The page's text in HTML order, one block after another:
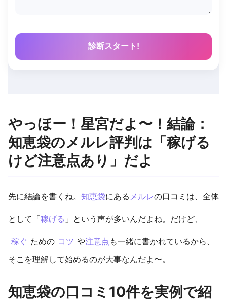
診断スタート!
やっほー！星宮だよ〜！結論：
知恵袋のメルレ評判は「稼げる
けど注意点あり」だよ
先に結論を書くね。 知恵袋にある メルレの口コミは、全体
として「稼げる 」という声が多いんだよね。だけど、
稼ぐ ための コツ や注意点 も一緒に書かれているから、
そこを理解して始めるのが大事なんだよ〜。
知恵袋の口コミ10件を実例で紹